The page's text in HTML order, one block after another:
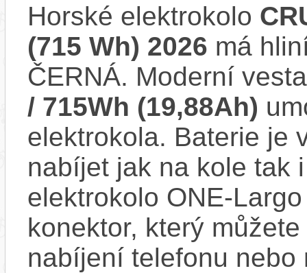
Horské elektrokolo
(715 Wh) 2026 má
ČERNÁ. Moderní
/ 715Wh (19,88Ah)
elektrokola. Baterie je
nabíjet jak na kole tak
elektrokolo ONE-
konektor, který
nabíjení telefonu